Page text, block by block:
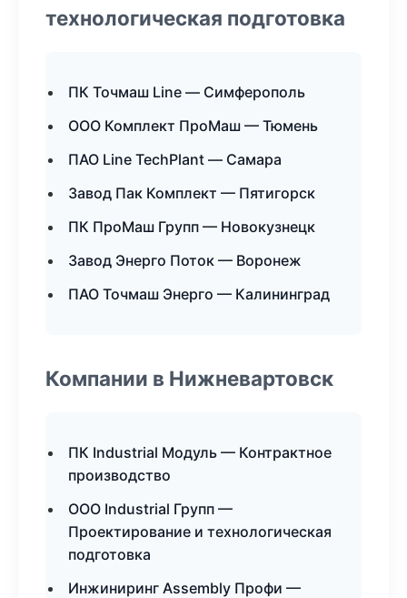
технологическая подготовка
ПК Точмаш Line — Симферополь
ООО Комплект ПроМаш — Тюмень
ПАО Line TechPlant — Самара
Завод Пак Комплект — Пятигорск
ПК ПроМаш Групп — Новокузнецк
Завод Энерго Поток — Воронеж
ПАО Точмаш Энерго — Калининград
Компании в Нижневартовск
ПК Industrial Модуль — Контрактное
производство
ООО Industrial Групп —
Проектирование и технологическая
подготовка
Инжиниринг Assembly Профи —